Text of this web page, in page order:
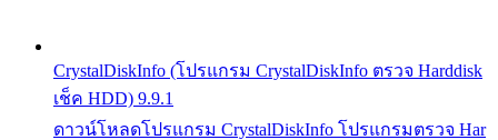
CrystalDiskInfo (โปรแกรม CrystalDiskInfo ตรวจ Harddisk
เช็ค HDD) 9.9.1
ดาวน์โหลดโปรแกรม CrystalDiskInfo โปรแกรมตรวจ Har